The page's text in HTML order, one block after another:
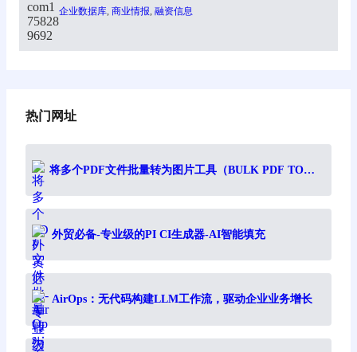
企业数据库 商业情报 融资信息
热门网址
将多个PDF文件批量转为图片工具（BULK PDF TO
外贸必备-专业级的PI CI生成器-AI智能填充
AirOps：无代码构建LLM工作流，驱动企业业务增长